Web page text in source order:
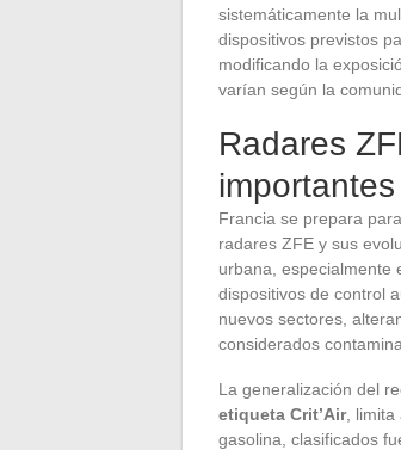
sistemáticamente la
dispositivos previstos
modificando la
varían según la
Radares
Francia se prepara
radares ZFE y sus
urbana, especialmente
dispositivos de control
nuevos sectores,
considerados
La generalización del
etiqueta Crit’Air, limita
gasolina, clasificados